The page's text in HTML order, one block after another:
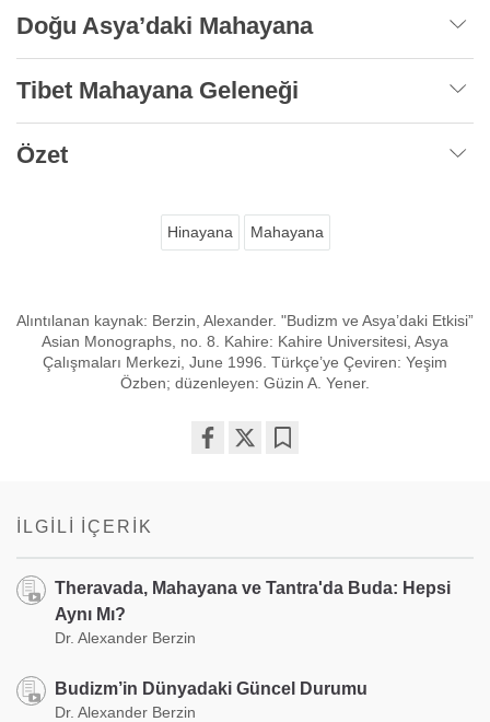
Doğu Asya’daki Mahayana
Tibet Mahayana Geleneği
Özet
Hinayana Mahayana
Alıntılanan kaynak: Berzin, Alexander. "Budizm ve Asya’daki Etkisi”
Asian Monographs, no. 8. Kahire: Kahire Universitesi, Asya
Çalışmaları Merkezi, June 1996. Türkçe’ye Çeviren: Yeşim
Özben; düzenleyen: Güzin A. Yener.
İLGILI İÇERIK
Theravada, Mahayana ve Tantra'da Buda: Hepsi
Aynı Mı?
Dr. Alexander Berzin
Budizm’in Dünyadaki Güncel Durumu
Dr. Alexander Berzin